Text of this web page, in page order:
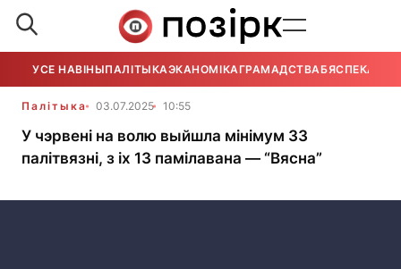
УСЕ НАВІНЫПАЛІТЫКАЭКАНОМІКАГРАМАДСТВАБЯСПЕКА
Палітыка 03.07.2025 10:55
У чэрвені на волю выйшла мінімум 33
палітвязні, з іх 13 памілавана — “Вясна”